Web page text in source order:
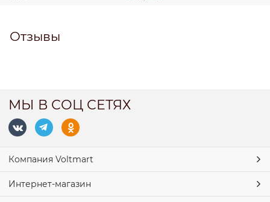
Отзывы
МЫ В СОЦ СЕТЯХ
Компания Voltmart
Интернет-магазин